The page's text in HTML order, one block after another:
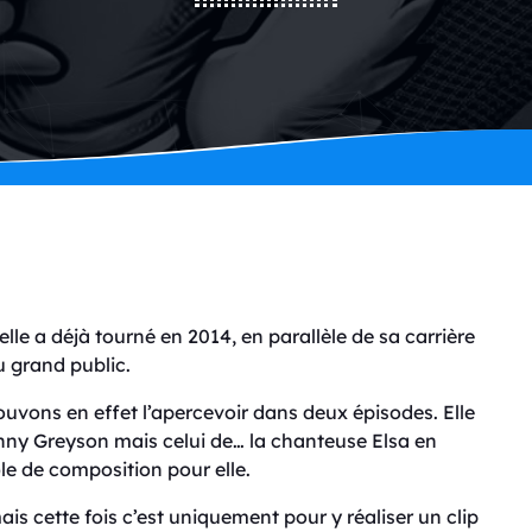
a déjà tourné en 2014, en parallèle de sa carrière
grand public.
en effet l’apercevoir dans deux épisodes. Elle
Greyson mais celui de… la chanteuse Elsa en
de composition pour elle.
cette fois c’est uniquement pour y réaliser un clip